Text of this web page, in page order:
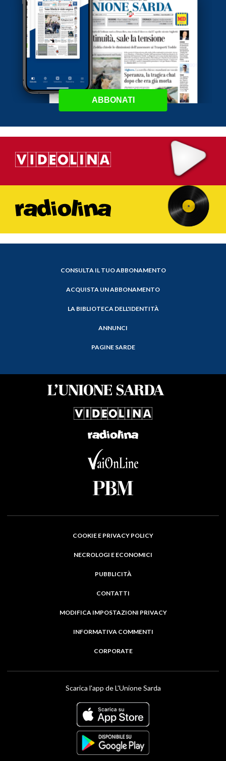
ABBONATI
CONSULTA IL TUO ABBONAMENTO
ACQUISTA UN ABBONAMENTO
LA BIBLIOTECA DELL'IDENTITÀ
ANNUNCI
PAGINE SARDE
COOKIE E PRIVACY POLICY
NECROLOGI E ECONOMICI
PUBBLICITÀ
CONTATTI
MODIFICA IMPOSTAZIONI PRIVACY
INFORMATIVA COMMENTI
CORPORATE
Scarica l'app de L'Unione Sarda